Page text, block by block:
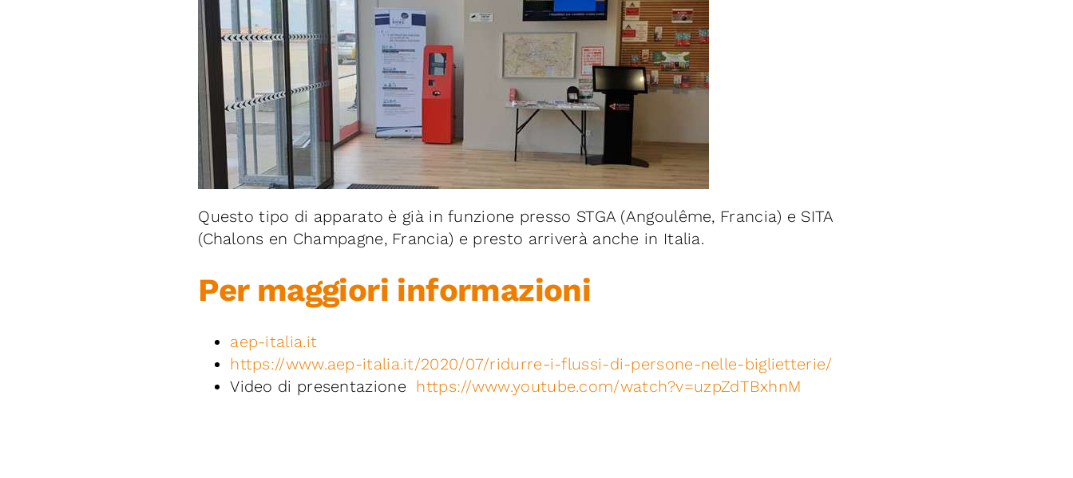
Questo tipo di apparato è già in funzione presso STGA (Angoulême, Francia) e SITA
(Chalons en Champagne, Francia) e presto arriverà anche in Italia.
Per maggiori informazioni
aep-italia.it
https://www.aep-italia.it/2020/07/ridurre-i-flussi-di-persone-nelle-biglietterie/
Video di presentazione https://www.youtube.com/watch?v=uzpZdTBxhnM